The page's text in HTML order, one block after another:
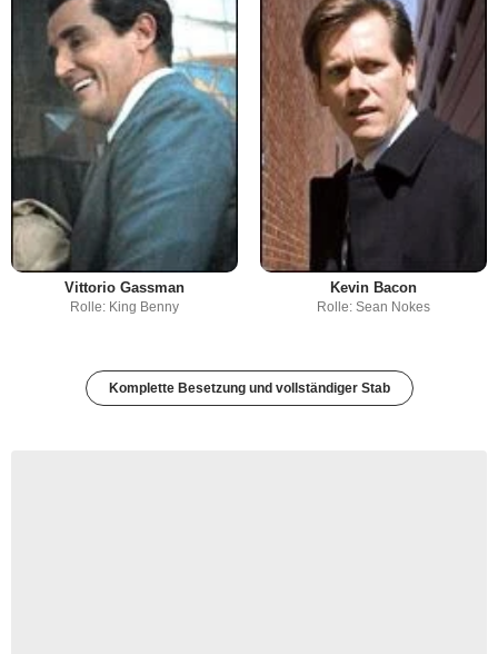
Vittorio Gassman
Rolle: King Benny
Kevin Bacon
Rolle: Sean Nokes
Komplette Besetzung und vollständiger Stab